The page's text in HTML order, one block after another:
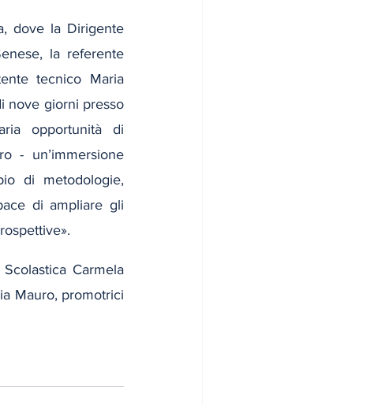
dove la Dirigente
la referente
tecnico Maria
nove giorni presso
opportunità di
- un’immersione
di metodologie,
di ampliare gli
Carmela
Mauro, promotrici